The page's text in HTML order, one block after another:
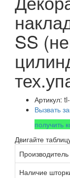
SS
Артикул:
Вызвать
получить
Двигайте
Производитель
Наличие